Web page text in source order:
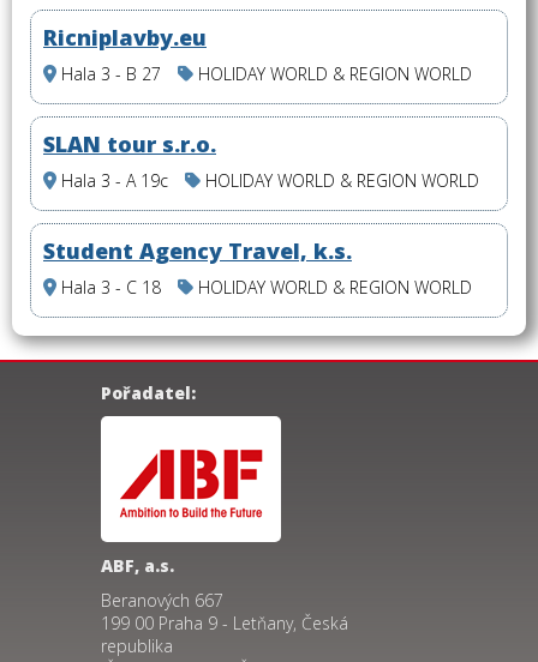
Ricniplavby.eu
Hala 3 - B 27 HOLIDAY WORLD & REGION WORLD
SLAN tour s.r.o.
Hala 3 - A 19c HOLIDAY WORLD & REGION WORLD
Student Agency Travel, k.s.
Hala 3 - C 18 HOLIDAY WORLD & REGION WORLD
Pořadatel:
ABF, a.s.
Beranových 667
199 00 Praha 9 - Letňany, Česká
republika